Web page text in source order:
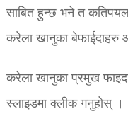
साबित हुन्छ भने त
करेला खानुका बेफाईदाहरु
करेला खानुका प्रमुख
स्लाइडमा क्लीक गनुहोस् ।